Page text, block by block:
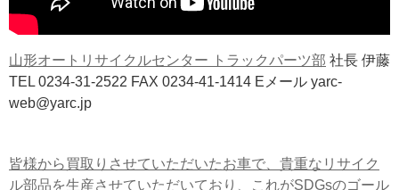
山形オートリサイクルセンター トラックパーツ部 社長 伊藤
TEL 0234-31-2522 FAX 0234-41-1414 Eメール yarc-
web@yarc.jp
皆様から買取りさせていただいたお車で、貴重なリサイク
ル部品を生産させていただいており、これがSDGsのゴール